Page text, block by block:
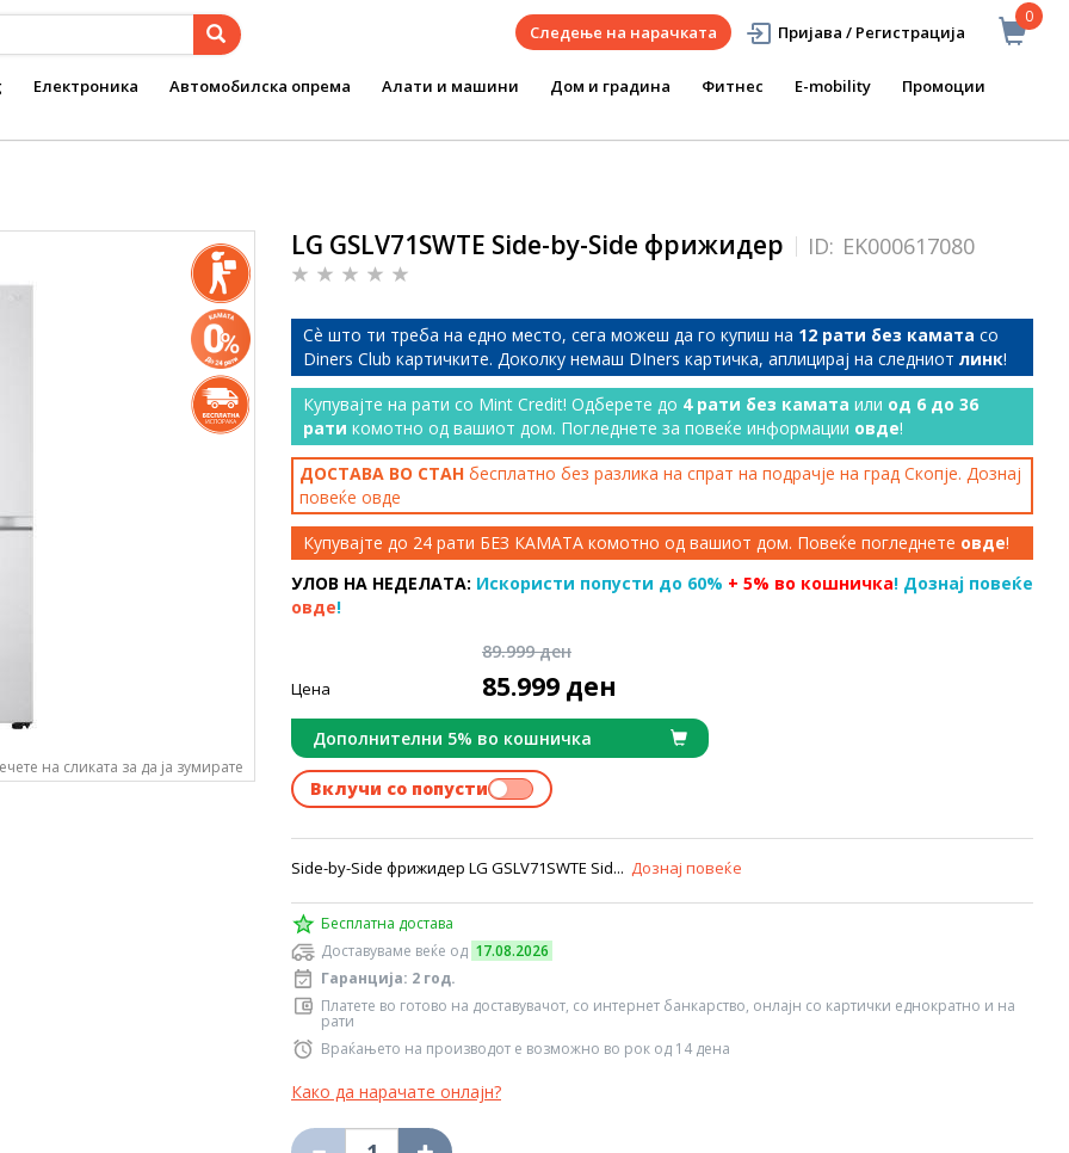
0
Следење на нарачката Пријава / Регистрација
Електроника Автомобилска опрема Алати и машини Дом и градина Фитнес E-mobility Промоции
на сликата за да ја зумирате
LG GSLV71SWTE Side-by-Side фрижидер ID: EK000617080
Сѐ што ти треба на едно место, сега можеш да го купиш на 12 рати без камата со
Diners Club картичките. Доколку немаш DIners картичка, аплицирај на следниот линк!
Купувајте на рати со Mint Credit! Одберете до 4 рати без камата или од 6 до 36
рати комотно од вашиот дом. Погледнете за повеќе информации овде!
ДОСТАВА ВО СТАН бесплатно без разлика на спрат на подрачје на град Скопје. Дознај
повеќе овде
Купувајте до 24 рати БЕЗ КАМАТА комотно од вашиот дом. Повеќе погледнете овде!
УЛОВ НА НЕДЕЛАТА: Искористи попусти до 60% + 5% во кошничка! Дознај повеќе
овде!
89.999 ден
Цена 85.999 ден
Дополнителни 5% во кошничка
Вклучи со попусти
Side-by-Side фрижидер LG GSLV71SWTE Sid... Дознај повеќе
Бесплатна достава
Доставуваме веќе од 17.08.2026
Гаранција: 2 год.
Платете во готово на доставувачот, со интернет банкарство, онлајн со картички еднократно и на
рати
Враќањето на производот е возможно во рок од 14 дена
Како да нарачате онлајн?